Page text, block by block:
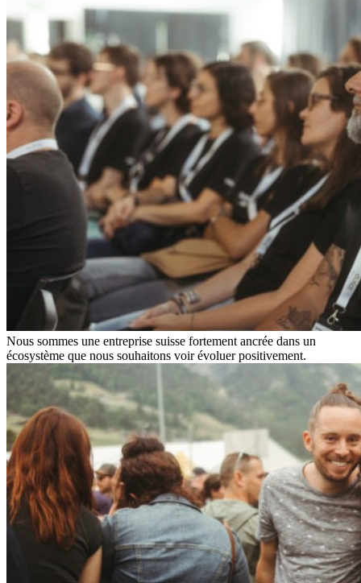
Nous sommes une entreprise suisse fortement ancrée dans un
écosystème que nous souhaitons voir évoluer positivement.